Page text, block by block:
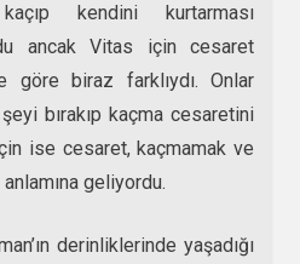
kendini kurtarması
ancak Vitas için cesaret
göre biraz farklıydı. Onlar
bırakıp kaçma cesaretini
ise cesaret, kaçmamak ve
geliyordu.
derinliklerinde yaşadığı